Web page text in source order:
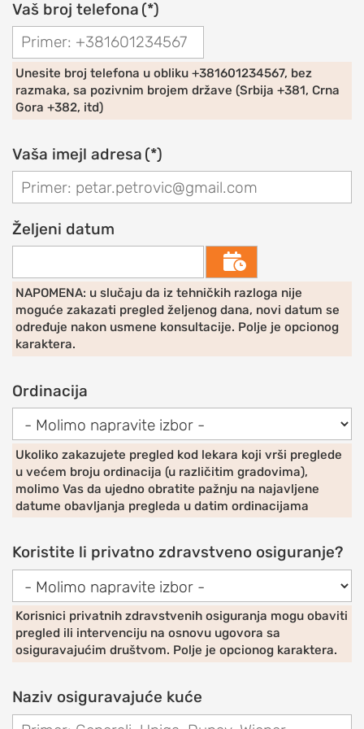
EDUCATION
O
udruženju
OrthoExpert
Education
Novosti
i
obaveštenja
Drugi
o
RAME
POVREDE
OBOLJENJA
RAMENA
Sindrom
bolnog
ramena
(impindžment,
Smrznuto
rame
(ukočeno
rame,
adhezivni
kapsulitis)
ramena
Vaš broj telefona (*)
Unesite broj telefona u obliku +381601234567, bez
razmaka, sa pozivnim brojem države (Srbija +381, Crna
Gora +382, itd)
Vaša imejl adresa (*)
Željeni datum

NAPOMENA: u slučaju da iz tehničkih razloga nije
moguće zakazati pregled željenog dana, novi datum se
određuje nakon usmene konsultacije. Polje je opcionog
karaktera.
Ordinacija
Ukoliko zakazujete pregled kod lekara koji vrši preglede
u većem broju ordinacija (u različitim gradovima),
molimo Vas da ujedno obratite pažnju na najavljene
datume obavljanja pregleda u datim ordinacijama
Koristite li privatno zdravstveno osiguranje?
Korisnici privatnih zdravstvenih osiguranja mogu obaviti
pregled ili intervenciju na osnovu ugovora sa
osiguravajućim društvom. Polje je opcionog karaktera.
Naziv osiguravajuće kuće